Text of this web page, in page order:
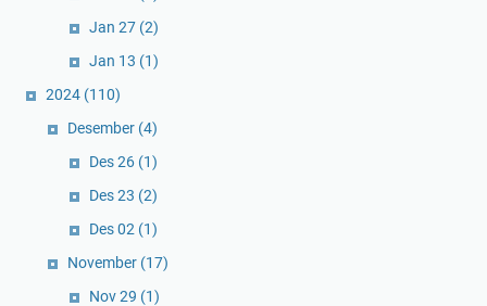
Jan 27 (2)
Jan 13 (1)
2024 (110)
Desember (4)
Des 26 (1)
Des 23 (2)
Des 02 (1)
November (17)
Nov 29 (1)